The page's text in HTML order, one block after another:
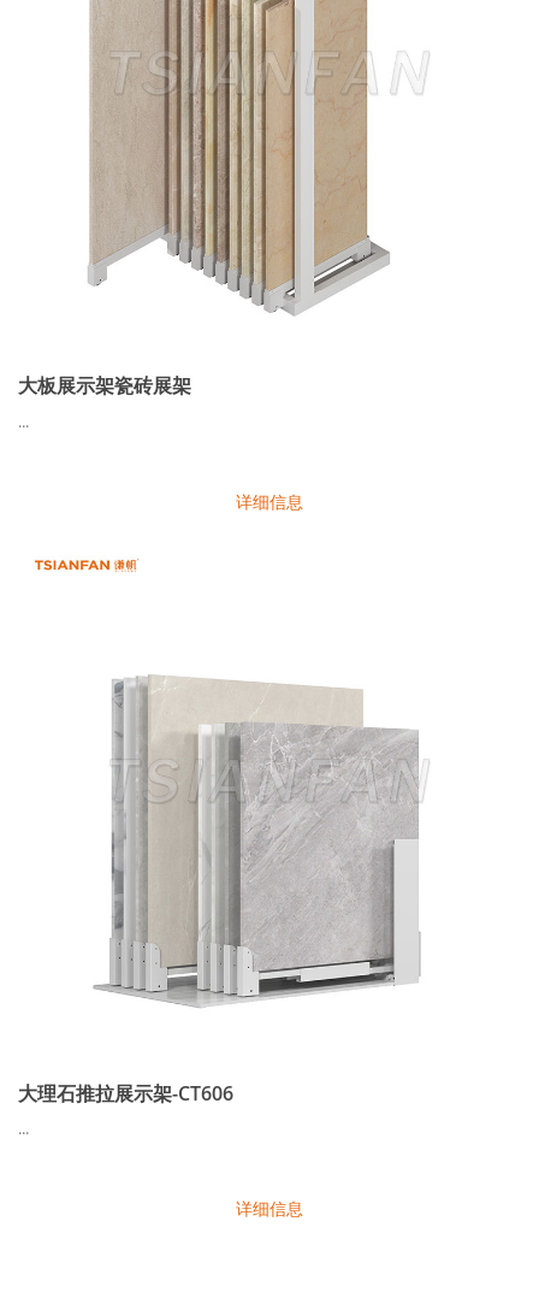
大板展示架瓷砖展架
...
详细信息
大理石推拉展示架-CT606
...
详细信息